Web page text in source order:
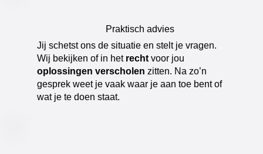
Praktisch advies
​Jij schetst ons de situatie en stelt je vragen.
Wij bekijken of in het rechtvoor jou
oplossingen verscholen zitten. Na zo’n
gesprek weet je vaak waar je aan toe bent of
wat je te doen staat.